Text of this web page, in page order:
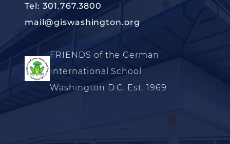
Tel: 301.767.3800
mail@giswashington.org
FRIENDS of the German
International School
Washington D.C. Est. 1969